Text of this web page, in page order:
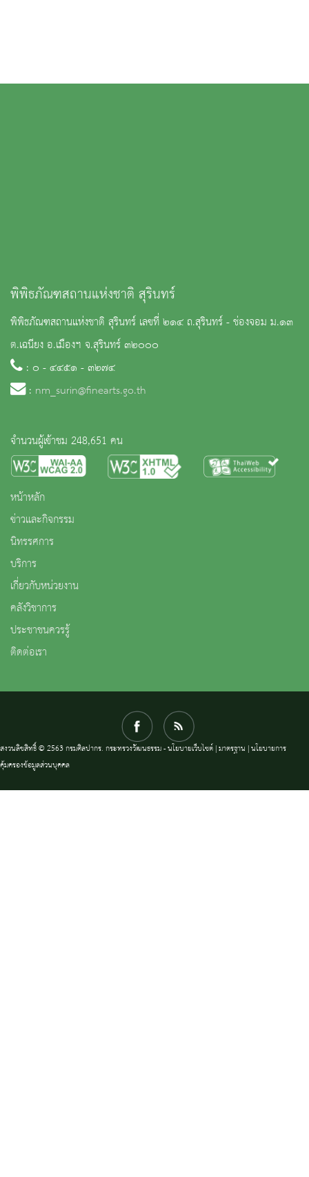
พิพิธภัณฑสถานแห่งชาติ สุรินทร์
พิพิธภัณฑสถานแห่งชาติ สุรินทร์ เลขที่ ๒๑๔ ถ.สุรินทร์ - ช่องจอม ม.๑๓
ต.เฉนียง อ.เมืองฯ จ.สุรินทร์ ๓๒๐๐๐
: ๐ - ๔๔๕๑ - ๓๒๗๔
: nm_surin@finearts.go.th
จำนวนผู้เข้าชม 248,651 คน
หน้าหลัก
ข่าวและกิจกรรม
นิทรรศการ
บริการ
เกี่ยวกับหน่วยงาน
คลังวิชาการ
ประชาชนควรรู้
ติดต่อเรา
สงวนลิขสิทธิ์ © 2563 กรมศิลปากร. กระทรวงวัฒนธรรม -นโยบายเว็บไซต์|มาตรฐาน |นโยบายการ
คุ้มครองข้อมูลส่วนบุคคล